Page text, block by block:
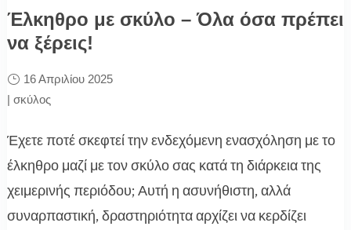
Έλκηθρο με σκύλο – Όλα όσα πρέπει
να ξέρεις!
16 Απριλίου 2025
| σκύλος
Έχετε ποτέ σκεφτεί την ενδεχόμενη ενασχόληση με το
έλκηθρο μαζί με τον σκύλο σας κατά τη διάρκεια της
χειμερινής περιόδου; Αυτή η ασυνήθιστη, αλλά
συναρπαστική, δραστηριότητα αρχίζει να κερδίζει